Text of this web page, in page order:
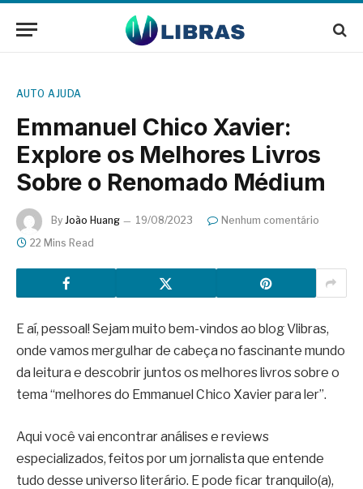
AUTO AJUDA
Emmanuel Chico Xavier:
Explore os Melhores Livros
Sobre o Renomado Médium
By João Huang 19/08/2023
Nenhum comentário
22 Mins Read
E aí, pessoal! Sejam muito bem-vindos ao blog Vlibras,
onde vamos mergulhar de cabeça no fascinante mundo
da leitura e descobrir juntos os melhores livros sobre o
tema “melhores do Emmanuel Chico Xavier para ler”.
Aqui você vai encontrar análises e reviews
especializados, feitos por um jornalista que entende
tudo desse universo literário. E pode ficar tranquilo(a),